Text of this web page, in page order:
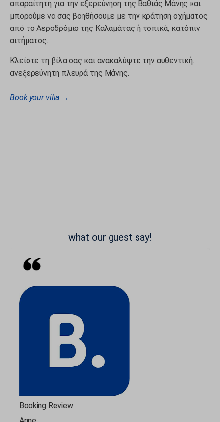
απαραίτητη για την εξερεύνηση της Βαθιάς Μάνης και
μπορούμε να σας βοηθήσουμε με την κράτηση οχήματος
από το Αεροδρόμιο της Καλαμάτας ή τοπικά, κατόπιν
αιτήματος.
Κλείστε τη βίλα σας και ανακαλύψτε την αυθεντική,
ανεξερεύνητη πλευρά της Μάνης.
Book your villa →
what our guest say!
Booking Review
Anne
www.google.co.il
www.google.co.in
www.google.co.jp
www.google.co.uk
www.google.com.cy
www.google.nl
www.google.ps